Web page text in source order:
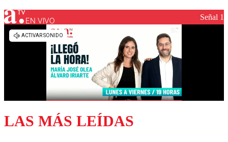
Los comentarios son moderados para garantizar un
diálogo respetuoso.
EN VIVO Señal 1
LAS MÁS LEÍDAS